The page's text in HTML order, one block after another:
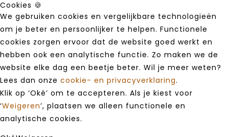
Cookies 🍪
We gebruiken cookies en vergelijkbare technologieën
om je beter en persoonlijker te helpen. Functionele
cookies zorgen ervoor dat de website goed werkt en
hebben ook een analytische functie. Zo maken we de
website elke dag een beetje beter. Wil je meer weten?
Lees dan onze cookie- en privacyverklaring.
Klik op ‘Oké’ om te accepteren. Als je kiest voor
‘Weigeren’, plaatsen we alleen functionele en
analytische cookies.